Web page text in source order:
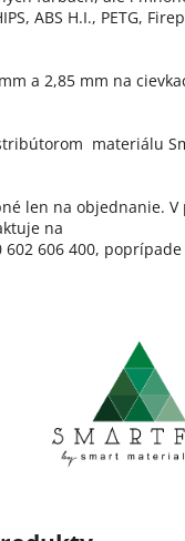
ABS H.I., PETG,
a 2,85 mm na
materiálu
len na objednanie.
na
606 400,